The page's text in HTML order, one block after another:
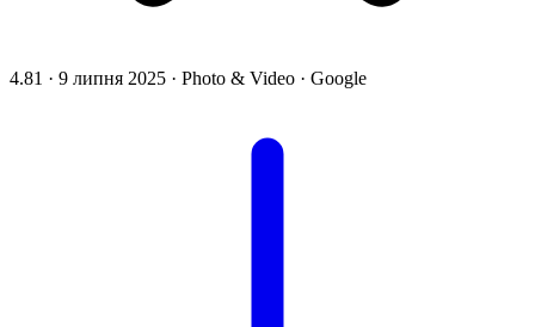
4.81 · 9 липня 2025 · Photo & Video · Google